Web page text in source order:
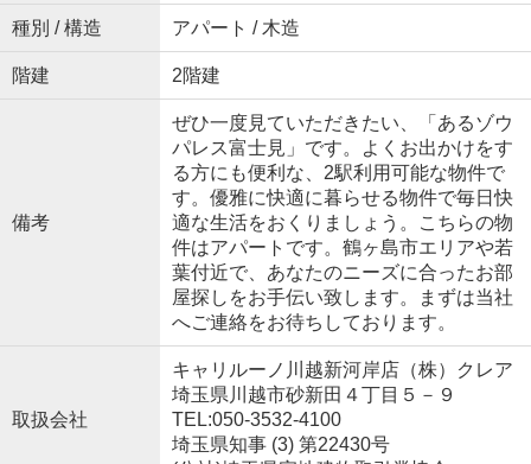
種別 / 構造 アパート / 木造
階建 2階建
備考
ぜひ一度見ていただきたい、「あるゾウ
パレス富士見」です。よくお出かけをす
る方にも便利な、2駅利用可能な物件で
す。優雅に快適に暮らせる物件で毎日快
適な生活をおくりましょう。こちらの物
件はアパートです。鶴ヶ島市エリアや若
葉付近で、あなたのニーズに合ったお部
屋探しをお手伝い致します。まずは当社
へご連絡をお待ちしております。
取扱会社
キャリルーノ川越新河岸店（株）クレア
埼玉県川越市砂新田４丁目５－９
TEL:050-3532-4100
埼玉県知事 (3) 第22430号